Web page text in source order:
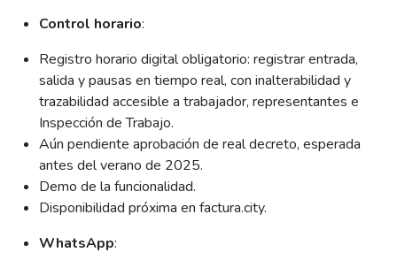
Control horario:
Registro horario digital obligatorio: registrar entrada,
salida y pausas en tiempo real, con inalterabilidad y
trazabilidad accesible a trabajador, representantes e
Inspección de Trabajo.
Aún pendiente aprobación de real decreto, esperada
antes del verano de 2025.
Demo de la funcionalidad.
Disponibilidad próxima en factura.city.
WhatsApp: